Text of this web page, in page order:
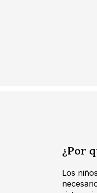
¿Por
Los